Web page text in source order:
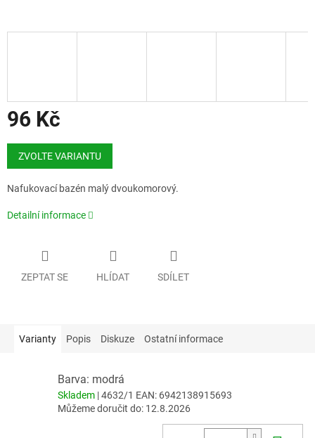
96 Kč
Měrná
cena:
ZVOLTE VARIANTU
Nafukovací bazén malý dvoukomorový.
Detailní informace
ZEPTAT SE HLÍDAT SDÍLET
Varianty Popis Diskuze Ostatní informace
Barva: modrá
Skladem | 4632/1 EAN: 6942138915693
Můžeme doručit do: 12.8.2026